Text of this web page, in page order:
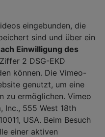
eingebunden, die
sind und über ein
Einwilligung des
2 DSG-EKD
können. Die Vimeo-
genutzt, um eine
zu ermöglichen. Vimeo
Inc., 555 West 18th
USA. Beim Besuch
einer aktiven